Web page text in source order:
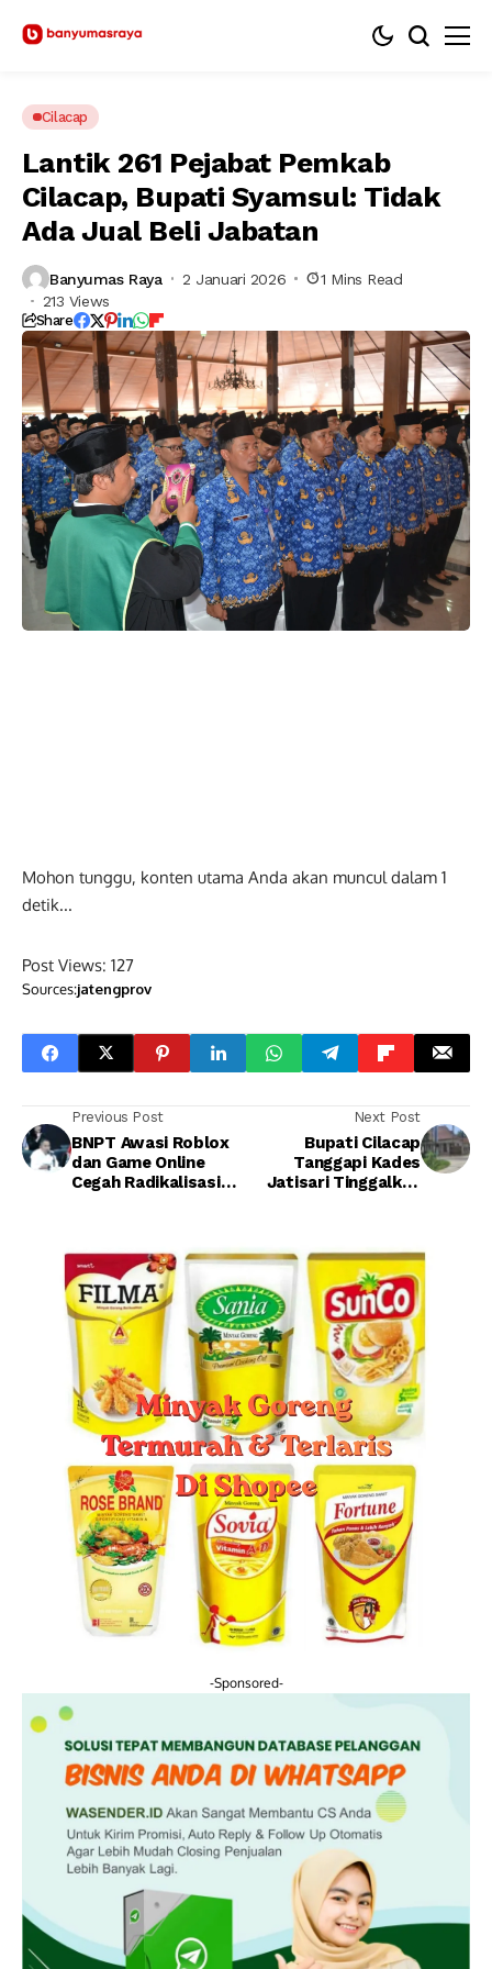
Cilacap
Lantik 261 Pejabat Pemkab
Cilacap, Bupati Syamsul: Tidak
Ada Jual Beli Jabatan
Banyumas Raya 2 Januari 2026
1 Mins Read
213 Views
Share
Mohon tunggu, konten utama Anda akan muncul dalam 0
detik...
Post Views: 127
Sources:jatengprov
Previous Post
BNPT Awasi Roblox
dan Game Online
Cegah Radikalisasi
Next Post
Bupati Cilacap
Tanggapi Kades
Jatisari Tinggalkan
-Sponsored-